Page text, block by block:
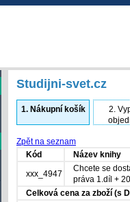
Studijni-svet.cz
1.Nákupní košík 2.
Zpět na seznam
Kód
Název knihy
xxx_4947
Chcete se
práva 1.díl +
Celková cena za zboží (s